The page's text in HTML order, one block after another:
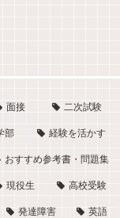
面接 二次試験
部 経験を活かす
おすすめ参考書・問題集
現役生 高校受験
発達障害 英語